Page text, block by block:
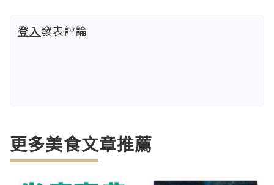
登入發表評論
更多美食文章推薦